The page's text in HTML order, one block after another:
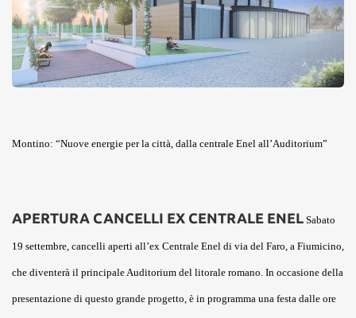
Montino: “Nuove energie per la città, dalla centrale Enel all’Auditorium”
APERTURA CANCELLI EX CENTRALE ENEL Sabato
19 settembre, cancelli aperti all’ex Centrale Enel di via del Faro, a Fiumicino,
che diventerà il principale Auditorium del litorale romano. In occasione della
presentazione di questo grande progetto, è in programma una festa dalle ore